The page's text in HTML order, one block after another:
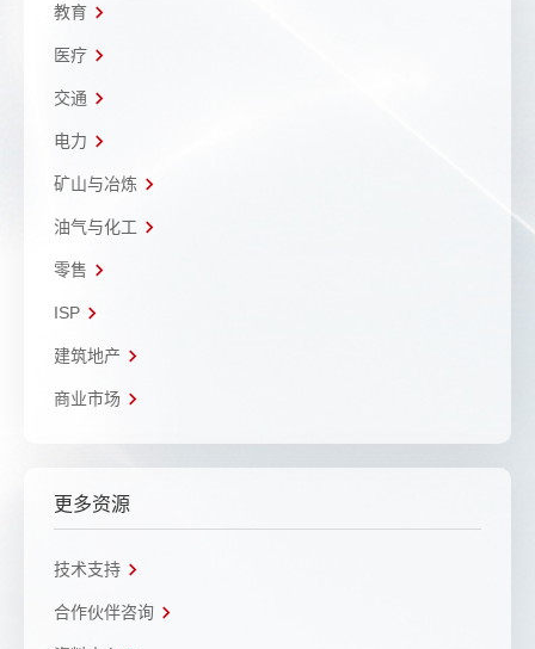
教育
医疗
交通
电力
矿山与冶炼
油气与化工
零售
ISP
建筑地产
商业市场
更多资源
技术支持
合作伙伴咨询